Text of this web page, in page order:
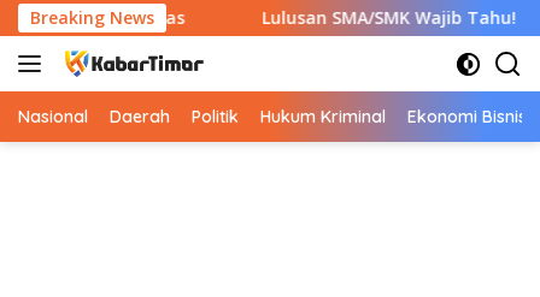
Langsung
ke
konten
Breaking News
7 Berkas Lulusan SMA/SMK Wajib Tahu! Ini 9
Nasional Daerah Politik Hukum Kriminal Ekonomi Bisnis